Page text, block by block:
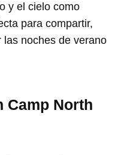
y el cielo como
para compartir,
noches de verano
Camp North